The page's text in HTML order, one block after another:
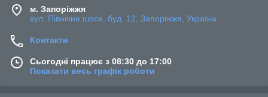
м. Запоріжжя
вул. Північне шосе, буд. 12, Запоріжжя, Україна
Контакти
Сьогодні працює з 08:30 до 17:00
Показати весь графік роботи